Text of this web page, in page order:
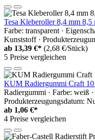
Tesa Kleberoller 8,4 mm 8,5
Farbe: transparent ·
Kunststoff ·
ab 13,39 €* (2,68 €/Stück)
5 Preise vergleichen
KUM Radiergummi Craft 10
Radiergummi · Farbe: weiß
Produkterzeugungsdatum:
ab 1,06 €*
4 Preise vergleichen